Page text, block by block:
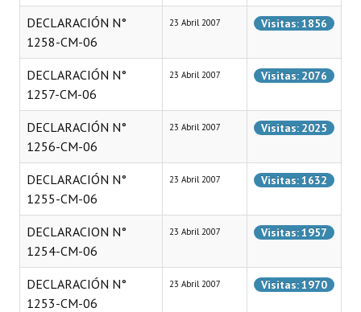
Informes de Unidad Coordinadora
Ejecución Presupuestaria
Actas de Audiencias Públicas
NORMATIVA
Comunicaciones
Declaraciones
Resoluciones de Presidencia
INSTITUCIONAL
DECLARACIÓN N°
1258-CM-06
23 Abril 2007 Visitas: 1856
DECLARACIÓN N°
1257-CM-06
23 Abril 2007 Visitas: 2076
DECLARACIÓN N°
1256-CM-06
23 Abril 2007 Visitas: 2025
DECLARACIÓN N°
1255-CM-06
23 Abril 2007 Visitas: 1632
DECLARACION N°
1254-CM-06
23 Abril 2007 Visitas: 1957
DECLARACIÓN N°
1253-CM-06
23 Abril 2007 Visitas: 1970